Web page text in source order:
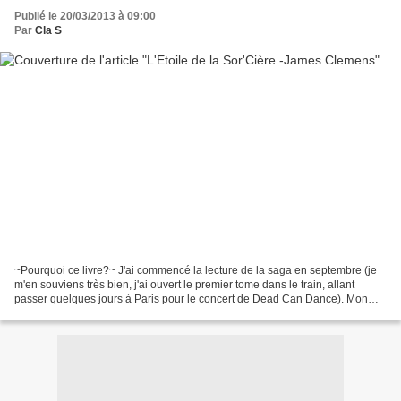
Publié le 20/03/2013 à 09:00
Par Cla S
~Pourquoi ce livre?~ J'ai commencé la lecture de la saga en septembre (je
m'en souviens très bien, j'ai ouvert le premier tome dans le train, allant
passer quelques jours à Paris pour le concert de Dead Can Dance). Mon